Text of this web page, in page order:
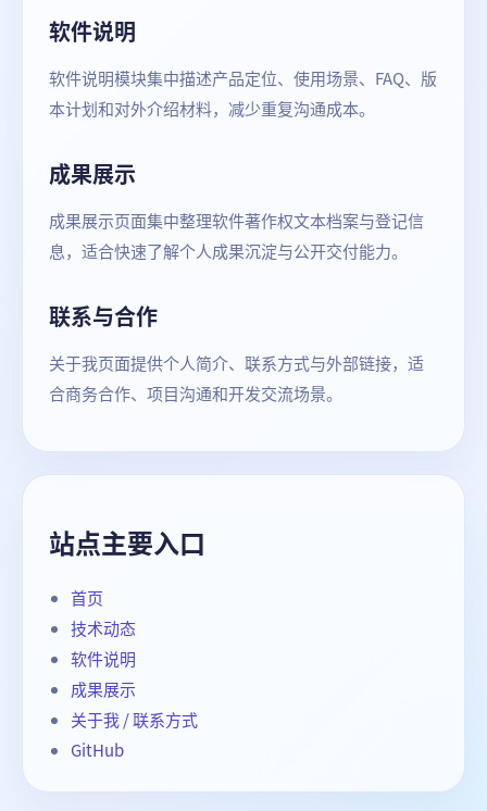
软件说明
软件说明模块集中描述产品定位、使用场景、FAQ、版
本计划和对外介绍材料，减少重复沟通成本。
成果展示
成果展示页面集中整理软件著作权文本档案与登记信
息，适合快速了解个人成果沉淀与公开交付能力。
联系与合作
关于我页面提供个人简介、联系方式与外部链接，适
合商务合作、项目沟通和开发交流场景。
站点主要入口
首页
技术动态
软件说明
成果展示
关于我 / 联系方式
GitHub